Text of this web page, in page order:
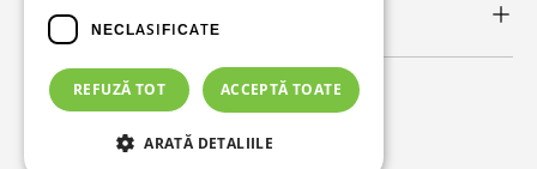
Newsletter
Metode de plată acceptate
Bunzl Romania.
NECLASIFICATE
ACCEPTĂ TOATE
REFUZĂ TOT
ARATĂ DETALIILE